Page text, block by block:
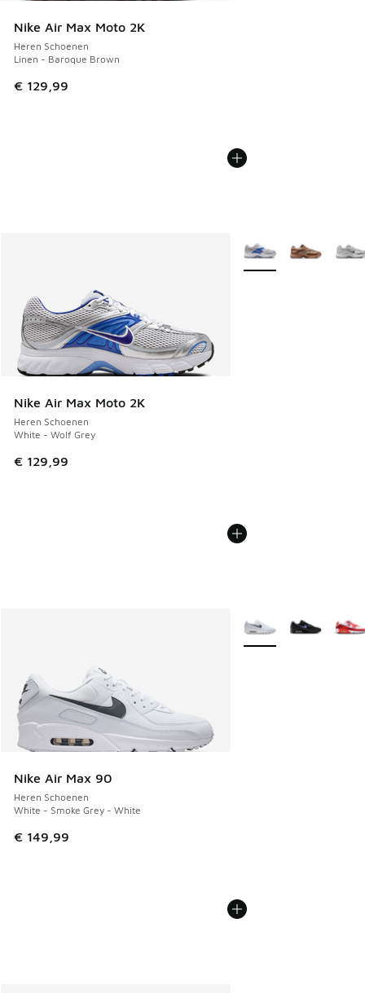
Nike Air Max Moto 2K
Heren Schoenen
Linen - Baroque Brown
€ 129,99
Nike Air Max Moto 2K
Heren Schoenen
White - Wolf Grey
€ 129,99
Meer kleuren
Nike Air Max 90
Heren Schoenen
White - Smoke Grey - White
€ 149,99
Meer kleuren